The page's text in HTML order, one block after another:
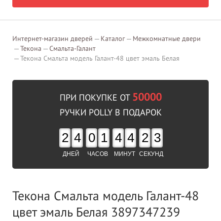
Интернет-магазин дверей Каталог
Межкомнатные двери
Текона
Смальта-Галант
Текона Смальта модель Галант-48 цвет эмаль Белая
ПРИ ПОКУПКЕ ОТ 50000
РУЧКИ POLLY В ПОДАРОК
2 4
ДНЕЙ
0 1
ЧАСОВ
4 4
МИНУТ
2 3
СЕКУНД
Текона Смальта модель Галант-48
цвет эмаль Белая 3897347239